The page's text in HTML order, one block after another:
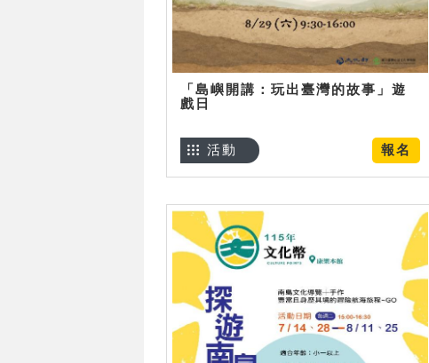
「島嶼開講：玩出臺灣的故事」遊
戲日
報名
活動